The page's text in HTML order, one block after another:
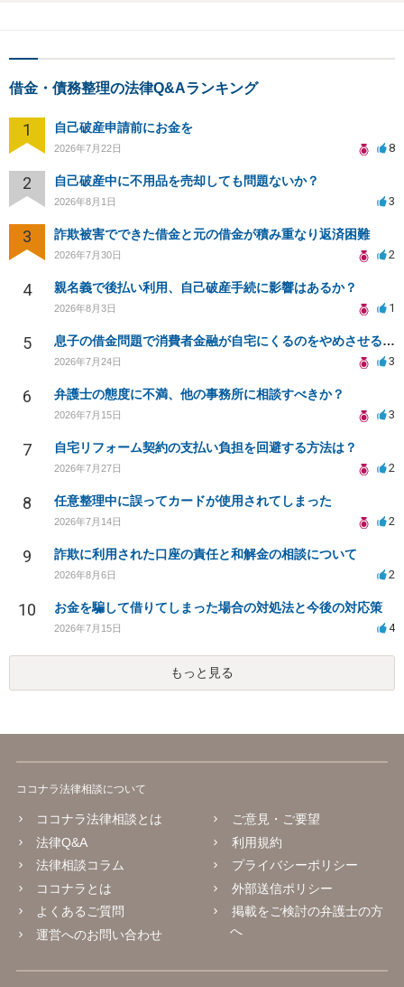
借金・債務整理の法律Q&Aランキング
1 自己破産申請前にお金を
2026年7月22日 8
2 自己破産中に不用品を売却しても問題ないか？
2026年8月1日 3
3 詐欺被害でできた借金と元の借金が積み重なり返済困難
2026年7月30日 2
4 親名義で後払い利用、自己破産手続に影響はあるか？
2026年8月3日 1
5 息子の借金問題で消費者金融が自宅にくるのをやめさせる方法はないですか？
2026年7月24日 3
6 弁護士の態度に不満、他の事務所に相談すべきか？
2026年7月15日 3
7 自宅リフォーム契約の支払い負担を回避する方法は？
2026年7月27日 2
8 任意整理中に誤ってカードが使用されてしまった
2026年7月14日 2
9 詐欺に利用された口座の責任と和解金の相談について
2026年8月6日 2
10 お金を騙して借りてしまった場合の対処法と今後の対応策
2026年7月15日 4
もっと見る
ココナラ法律相談について
ココナラ法律相談とは
法律Q&A
法律相談コラム
ココナラとは
よくあるご質問
運営へのお問い合わせ
ご意見・ご要望
利用規約
プライバシーポリシー
外部送信ポリシー
掲載をご検討の弁護士の方
へ